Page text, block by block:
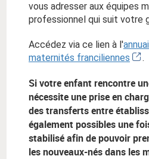
vous adresser aux équipes
professionnel qui suit votre
Accédez via ce lien à l'
maternités franciliennes
.
Si votre enfant rencontre
nécessite une prise en
des transferts entre
également possibles une
stabilisé afin de pouvoir
les nouveaux-nés dans les